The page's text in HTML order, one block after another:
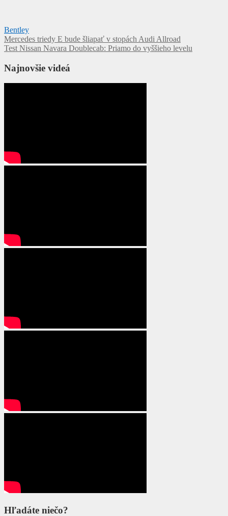
Bentley
Navigácia
v
článku
Mercedes triedy E bude šliapať v stopách Audi Allroad
Test Nissan Navara Doublecab: Priamo do vyššieho levelu
Najnovšie videá
Hľadáte niečo?